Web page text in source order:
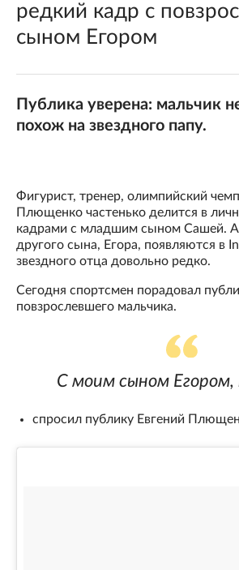
редкий кадр с
сыном Егором
Публика уверена: мальчик
похож на звездного папу.
Фигурист, тренер, олимпийский
Плющенко частенько делится в
кадрами с младшим сыном Сашей. А
другого сына, Егора, появляются в
звездного отца довольно редко.
Сегодня спортсмен порадовал
повзрослевшего мальчика.
C моим сыном Егором,
спросил публику Евгений